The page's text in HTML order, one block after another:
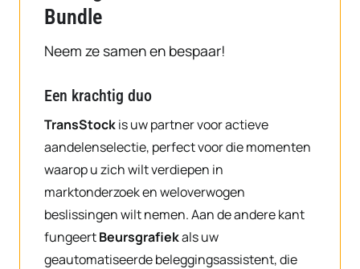
Bundle
Neem ze samen en bespaar!
Een krachtig duo
TransStockis uw partner voor actieve
aandelenselectie, perfect voor die momenten
waarop u zich wilt verdiepen in
marktonderzoek en weloverwogen
beslissingen wilt nemen. Aan de andere kant
fungeertBeursgrafiekals uw
geautomatiseerde beleggingsassistent, die